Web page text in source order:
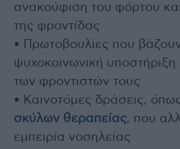
ανακούφιση του φόρτου
της φροντίδας
• Πρωτοβουλίες που
ψυχοκοινωνική
των φροντιστών τους
• Καινοτόμες δράσεις,
σκύλων θεραπείας, που
εμπειρία νοσηλείας